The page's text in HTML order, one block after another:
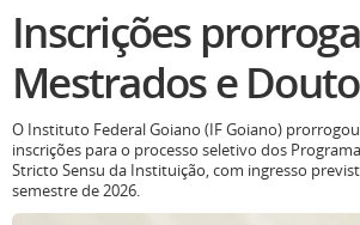
Inscrições
Mestrados e
O Instituto Federal Goiano (IF Goiano)
inscrições para o processo seletivo dos
Stricto Sensu da Instituição, com ingresso
semestre de 2026.